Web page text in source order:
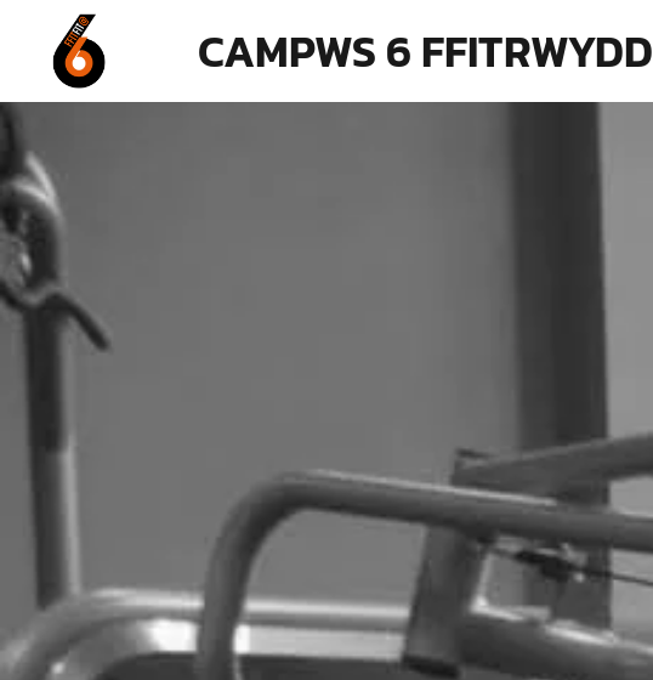
CAMPWS 6 FFITRWYDD